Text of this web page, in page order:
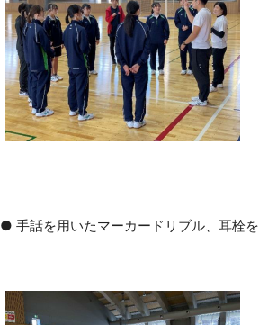
● 手話を用いたマーカードリブル、耳栓